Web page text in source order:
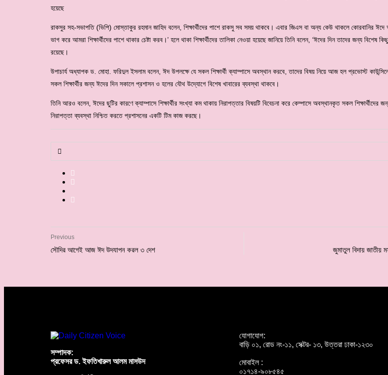
হয়েছে
রাকসুর সহ-সভাপতি (ভিপি) মোস্তাকুর রহমান জাহিদ বলেন, শিক্ষার্থীদের পাশে রাকসু সব সময় থাকবে। এবার জিএস বা অন্য কেউ থাকলে কোরবানির
ভাগ করে আমরা শিক্ষার্থীদের পাশে থাকার চেষ্টা করব।’ হলে থাকা শিক্ষার্থীদের তালিকা নেওয়া হয়েছে জানিয়ে তিনি বলেন, ‘ঈদের দিন তাদের জন্য বিশেষ
রয়েছে।
উপাচার্য অধ্যাপক ড. মোহা. ফরিদুল ইসলাম বলেন, ঈদ উপলক্ষে যে সকল শিক্ষার্থী ক্যাম্পাসে অবস্থান করবে, তাদের বিষয় নিয়ে আজ হল প্রভোস্ট
সকল শিক্ষার্থীর জন্য ঈদের দিন সকালে প্রশাসন ও হলের যৌথ উদ্যোগে বিশেষ খাবারের ব্যবস্থা থাকবে।
তিনি আরও বলেন, ঈদের ছুটির কারণে ক্যাম্পাসে শিক্ষার্থীর সংখ্যা কম থাকায় নিরাপত্তার বিষয়টি বিবেচনা করে কেম্পাসে অবস্থানকৃত সকল শিক্ষার্থীদের
নিরাপত্তা ব্যবস্থা নিশ্চিত করতে প্রশাসনের একটি টিম কাজ করছে।
Previous
সৌদির আগেই আজ ঈদ উদযাপন করল ৩ দেশ জুমাতুল বিদায় জাতীয়
সম্পাদক:
প্রফেসর ড. ইফতিখারুল আলম মাসউদ
যোগাযোগ:
বাড়ি ০১, রোড নং-১১, সেক্টর- ১৩, উত্তরা ঢাকা-১২৩০
মোবাইল :
০১৭১৪-৯০৮৫৪৫